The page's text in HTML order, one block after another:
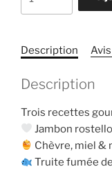
de
21
4
à
6
personnes
Description
Description
Trois recettes
Jambon
Chèvre, miel &
Truite fumée